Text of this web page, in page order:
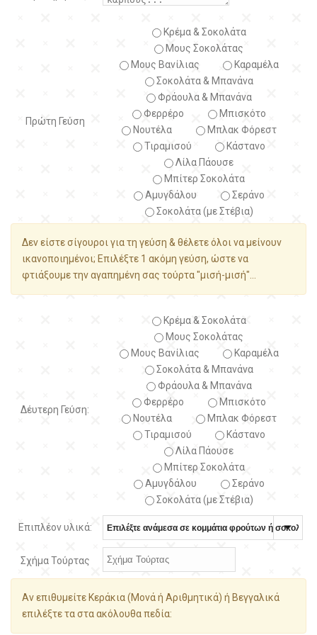
Πρώτη Γεύση
Κρέμα & Σοκολάτα
Μους Σοκολάτας
Μους Βανίλιας
Καραμέλα
Σοκολάτα & Μπανάνα
Φράουλα & Μπανάνα
Φερρέρο
Μπισκότο
Νουτέλα
Μπλακ Φόρεστ
Τιραμισού
Κάστανο
Λίλα Πάουσε
Μπίτερ Σοκολάτα
Αμυγδάλου
Σεράνο
Σοκολάτα (με Στέβια)
Δεν είστε σίγουροι για τη γεύση & θέλετε όλοι να μείνουν
ικανοποιημένοι; Επιλέξτε 1 ακόμη γεύση, ώστε να
φτιάξουμε την αγαπημένη σας τούρτα "μισή-μισή"...
Δέυτερη Γεύση:
Κρέμα & Σοκολάτα
Μους Σοκολάτας
Μους Βανίλιας
Καραμέλα
Σοκολάτα & Μπανάνα
Φράουλα & Μπανάνα
Φερρέρο
Μπισκότο
Νουτέλα
Μπλακ Φόρεστ
Τιραμισού
Κάστανο
Λίλα Πάουσε
Μπίτερ Σοκολάτα
Αμυγδάλου
Σεράνο
Σοκολάτα (με Στέβια)
Επιπλέον υλικά:
Σχήμα Τούρτας
Αν επιθυμείτε Κεράκια (Μονά ή Αριθμητικά) ή Βεγγαλικά
επιλέξτε τα στα ακόλουθα πεδία: